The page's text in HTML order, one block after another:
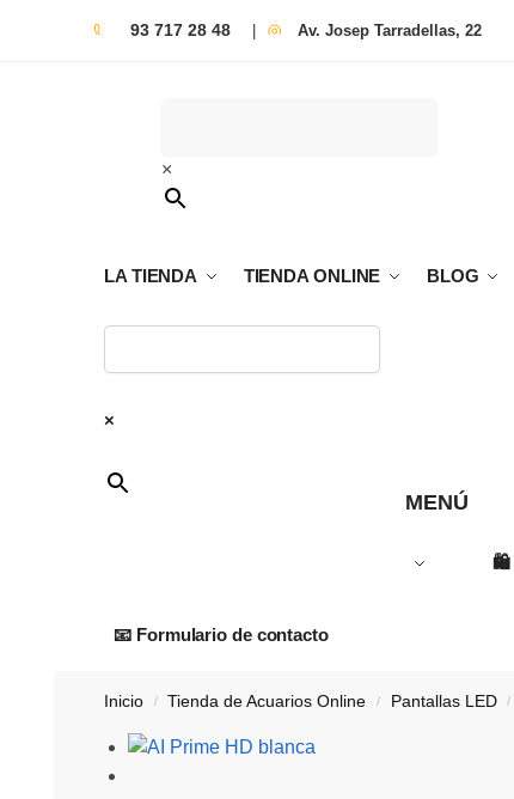
93 717 28 48 Av. Josep Tarradellas, 22
×
LA TIENDA TIENDA ONLINE BLOG
×
MENÚ
🛍️
📧 Formulario de contacto
Inicio / Tienda de Acuarios Online / Pantallas LED /